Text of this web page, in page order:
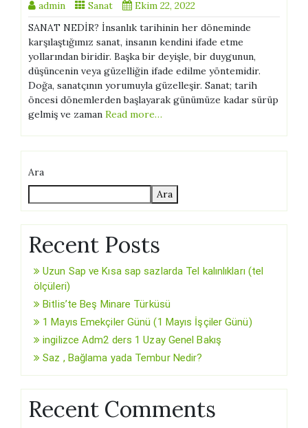
admin Sanat
Ekim 22, 2022
SANAT NEDİR? İnsanlık tarihinin her döneminde
karşılaştığımız sanat, insanın kendini ifade etme
yollarından biridir. Başka bir deyişle, bir duygunun,
düşüncenin veya güzelliğin ifade edilme yöntemidir.
Doğa, sanatçının yorumuyla güzelleşir. Sanat; tarih
öncesi dönemlerden başlayarak günümüze kadar sürüp
gelmiş ve zaman Read more…
Ara
Ara
Recent Posts
Uzun Sap ve Kısa sap sazlarda Tel kalınlıkları (tel
ölçüleri)
Bitlis’te Beş Minare Türküsü
1 Mayıs Emekçiler Günü (1 Mayıs İşçiler Günü)
ingilizce Adm2 ders 1 Uzay Genel Bakış
Saz , Bağlama yada Tembur Nedir?
Recent Comments